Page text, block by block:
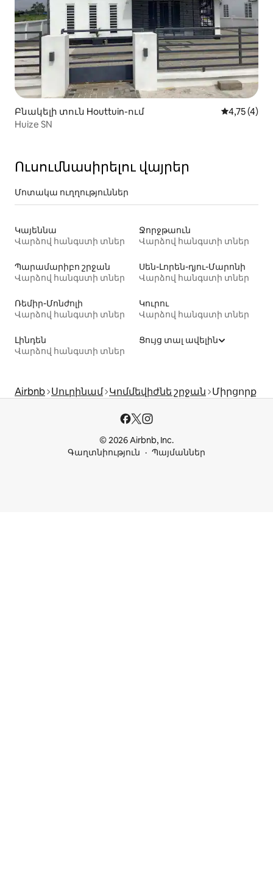
Բնակելի տուն Houttuin-ում Միջին
4,75 (4)
Huize SN
Ուսումնասիրելու վայրեր
Մոտակա ուղղություններ
Կայեննա
Վարձով հանգստի տներ
Ջորջթաուն
Վարձով հանգստի տներ
Պարամարիբո շրջան
Վարձով հանգստի տներ
Սեն-Լորեն-դյու-Մարոնի
Վարձով հանգստի տներ
Ռեմիր-Մոնժոլի
Վարձով հանգստի տներ
Կուրու
Վարձով հանգստի տներ
Լինդեն
Վարձով հանգստի տներ
Ցույց տալ ավելին
Airbnb Սուրինամ Կոմմեվիժնե շրջան Միրցորք
© 2026 Airbnb, Inc.
Գաղտնիություն
Պայմաններ